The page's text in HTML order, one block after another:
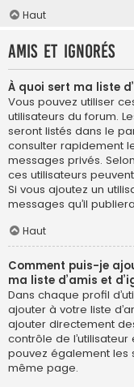
Haut
Amis et ignorés
À quoi sert ma liste
Vous pouvez utiliser
utilisateurs du forum.
seront listés dans le
consulter rapidement
messages privés.
ces utilisateurs
Si vous ajoutez un
messages qu’il
Haut
Comment puis-je
ma liste d’amis et
Dans chaque profil
ajouter à votre liste
ajouter directement
contrôle de l’utilisateur
pouvez également les
même page.